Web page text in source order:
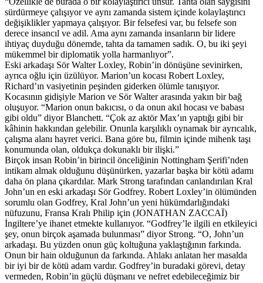
sürdürmeye çalışıyor ve aynı zamanda sistem içinde kolaylaştırıcı
değişiklikler yapmaya çalışıyor. Bir felsefesi var, bu felsefe son
derece insancıl ve adil. Ama aynı zamanda insanların bir lidere
ihtiyaç duyduğu dönemde, tahta da tamamen sadık. O, bu iki şeyi
mükemmel bir diplomatik yolla harmanlıyor”.
Eski arkadaşı Sör Walter Loxley, Robin’in dönüşüne sevinirken,
ayrıca oğlu için üzülüyor. Marion’un kocası Robert Loxley,
Richard’ın vasiyetinin peşinden giderken ölümle tanışıyor.
Kocasının gidişiyle Marion ve Sör Walter arasında yakın bir bağ
oluşuyor. “Marion onun bakıcısı, o da onun akıl hocası ve babası
gibi oldu” diyor Blanchett. “Çok az aktör Max’ın yaptığı gibi bir
kâhinin hakkından gelebilir. Onunla karşılıklı oynamak bir ayrıcalık,
çalışma alanı hayret verici. Bana göre bu, filmin içinde mihenk taşı
konumunda olan, oldukça dokunaklı bir ilişki.”
Birçok insan Robin’in birincil önceliğinin Nottingham Şerifi’nden
intikam almak olduğunu düşünürken, yazarlar başka bir kötü adamı
daha ön plana çıkardılar. Mark Strong tarafından canlandırılan Kral
John’un en eski arkadaşı Sör Godfrey. Robert Loxley’in ölümünden
sorumlu olan Godfrey, Kral John’un yeni hükümdarlığındaki
nüfuzunu, Fransa Kralı Philip için (JONATHAN ZACCAÏ)
İngiltere’ye ihanet etmekte kullanıyor. “Godfrey’le ilgili en etkileyici
şey, onun birçok aşamada bulunması” diyor Strong. “O, John’un
arkadaşı. Bu yüzden onun güç koltuğuna yaklaştığının farkında.
Onun bir hain olduğunun da farkında. Ahlakı anlatan her masalda
bir iyi bir de kötü adam vardır. Godfrey’in buradaki görevi, detay
vermeden, Robin’in güçlü düşmanı ve nefret edebileceğimiz bir